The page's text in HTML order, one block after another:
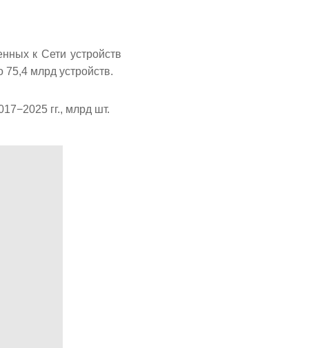
к Сети устройств
75,4 млрд устройств.
гг., млрд шт.